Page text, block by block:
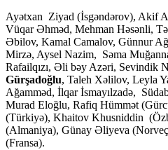
Ayətxan Ziyad (İsgəndərov), Akif
Vüqar Əhməd, Mehman Həsənli,
Əbilov, Kamal Camalov, Günnur
Mirzə, Aysel Nazim, Səma
Rafailqızı, Əli bəy Azəri, Sevindik
Gürşadoğlu, Taleh Xəlilov, Leyla
Ağamməd, İlqar İsmayılzadə,
Murad Eloğlu, Rafiq Hümmət
(Türkiyə), Khaitov Khusniddin
(Almaniya), Günay Əliyeva
(Fransa).